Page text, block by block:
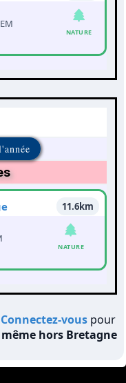
NATURE
11.6km
NATURE
Connectez-vous pour
même hors Bretagne